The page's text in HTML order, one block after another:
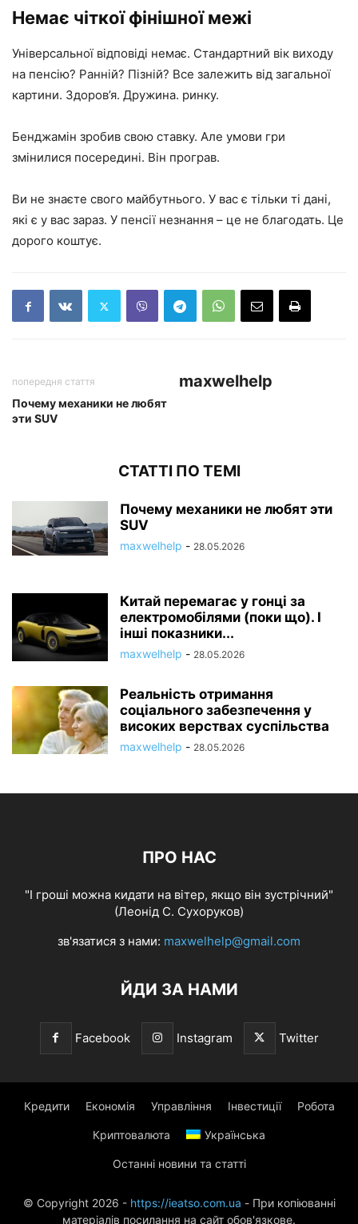
Немає чіткої фінішної межі
Універсальної відповіді немає. Стандартний вік виходу
на пенсію? Ранній? Пізній? Все залежить від загальної
картини. Здоров’я. Дружина. ринку.
Бенджамін зробив свою ставку. Але умови гри
змінилися посередині. Він програв.
Ви не знаєте свого майбутнього. У вас є тільки ті дані,
які є у вас зараз. У пенсії незнання – це не благодать. Це
дорого коштує.
попередня стаття
Почему механики не любят
эти SUV
maxwelhelp
СТАТТІ ПО ТЕМІ
Почему механики не любят эти
SUV
maxwelhelp - 28.05.2026
Китай перемагає у гонці за
електромобілями (поки що). І
інші показники...
maxwelhelp - 28.05.2026
Реальність отримання
соціального забезпечення у
високих верствах суспільства
maxwelhelp - 28.05.2026
ПРО НАС
"І гроші можна кидати на вітер, якщо він зустрічний"
(Леонід С. Сухоруков)
зв'язатися з нами: maxwelhelp@gmail.com
ЙДИ ЗА НАМИ
Facebook Instagram Twitter
Кредити Економія Управління Інвестиції Робота
Криптовалюта Українська
Останні новини та статті
© Copyright 2026 - https://ieatso.com.ua - При копіюванні
матеріалів посилання на сайт обов'язкове.